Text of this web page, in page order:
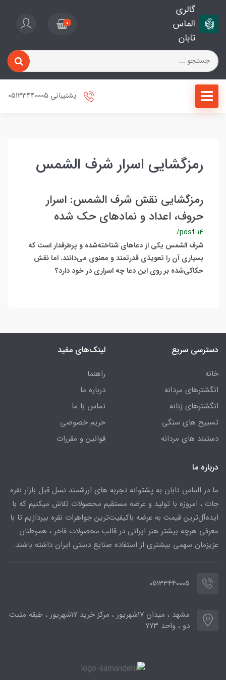
گالری
الماس
تابان
0
پشتیبانی 05133440005
رمزگشایی اسرار شرف الشمس
رمزگشایی نقش شرف الشمس: اسرار
حروف، اعداد و نمادهای حک شده
/post-14
شرف الشمس یکی از دعاهای شناخته‌شده و پرطرفدار است که
بسیاری آن را تعویذی قدرتمند و معنوی می‌دانند. اما نقش
حکاکی‌شده بر روی این دعا چه اسراری در خود دارد؟
دسترسی سریع
خانه
انگشترهای مردانه
انگشترهای زنانه
تسبیح های سنگی
دستبند های مردانه
لینک‌های مفید
راهنما
درباره ما
تماس با ما
حریم خصوصی
قوانین و مقررات
درباره ما
ما در الماس تابان به پشتوانه تجربه های ارزشمند نسل قبل بازار نقره
جات ، امروزه با تولید و عرضه مستقیم محصولات تلاش میکنیم که با
ایده‌آل‌ترین قیمت به عرضه باکیفیت‌ترین جواهرات نقره بپردازیم تا با
معرفی هرچه بیشتر هنر ایرانی در قالب محصولات فاخر ، هموطنان
عزیزمان سهمی بیشتری از استفاده صنایع دستی ایران داشته باشند.
05133440005
مشهد ، میدان ۱۷شهریور ، مرکز خرید ۱۷شهریور ، طبقه مثبت
دو ، واحد ۷۷۳